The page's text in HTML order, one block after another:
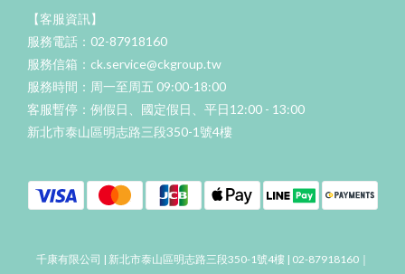
【客服資訊】
服務電話：02-87918160
服務信箱：ck.service@ckgroup.tw
服務時間：周一至周五 09:00-18:00
客服暫停：例假日、國定假日、平日12:00 - 13:00
新北市泰山區明志路三段350-1號4樓
千康有限公司 | 新北市泰山區明志路三段350-1號4樓 | 02-87918160｜